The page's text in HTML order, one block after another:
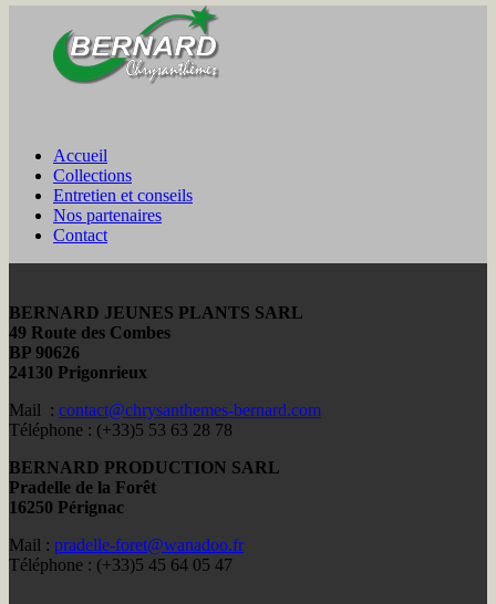
Accueil
Collections
Entretien et conseils
Nos partenaires
Contact
BERNARD JEUNES PLANTS SARL
49 Route des Combes
BP 90626
24130 Prigonrieux
Mail : contact@chrysanthemes-bernard.com
Téléphone : (+33)5 53 63 28 78
BERNARD PRODUCTION SARL
Pradelle de la Forêt
16250 Pérignac
Mail : pradelle-foret@wanadoo.fr
Téléphone : (+33)5 45 64 05 47